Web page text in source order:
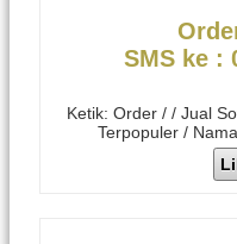
SMS ke :
Ketik: Order / / Jual
Terpopuler /